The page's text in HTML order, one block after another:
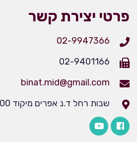
פרטי יצירת קשר
02-9947366
02-9401166
binat.mid@gmail.com
שבות רחל ד.נ אפרים מיקוד 4483200